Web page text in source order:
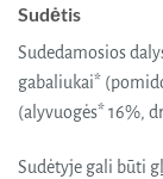
Sudėtis
Sudedamosios
gabaliukai*
(alyvuogės* 16%,
Sudėtyje gali būti